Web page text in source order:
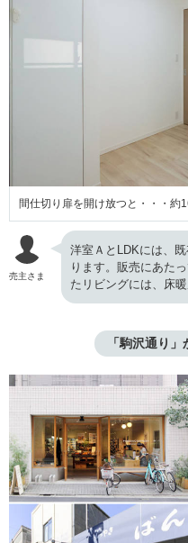
間仕切り扉を開け放つと・・・約
売主さま
洋室ＡとLDKには、
ります。販売にあた
たリビングには、床
「駒沢通り